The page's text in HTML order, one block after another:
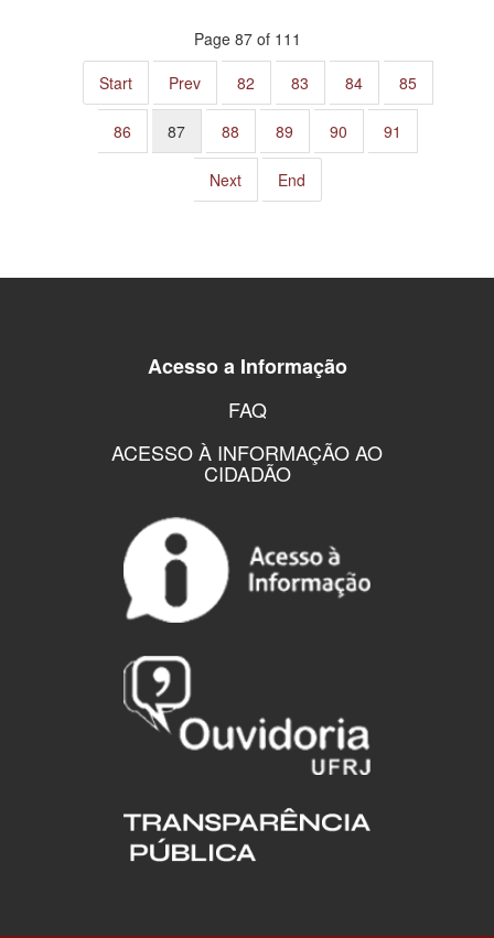
Page 87 of 111
Start
Prev 82 83 84 85
86 87 88 89 90 91
Next End
Acesso a Informação
FAQ
ACESSO À INFORMAÇÃO AO
CIDADÃO